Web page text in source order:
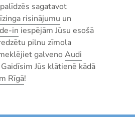
sagatavot
risinājumu un
in iespējām Jūsu esošā
pilnu zīmola
galveno Audi
Gaidīsim Jūs klātienē kādā
Rīgā!